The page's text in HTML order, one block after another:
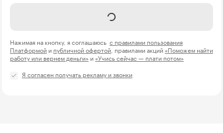
Получить консультацию
Нажимая на кнопку, я соглашаюсь с правилами пользования
Платформой и публичной офертой , правилами акций «Поможем найти
работу или вернем деньги» и «Учись сейчас — плати потом»
Я согласен получать рекламу и звонки